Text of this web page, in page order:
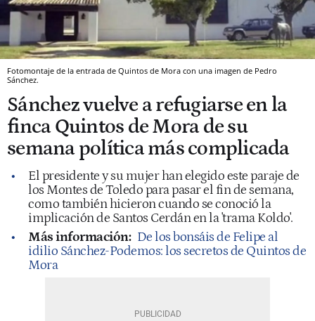
Fotomontaje de la entrada de Quintos de Mora con una imagen de Pedro
Sánchez.
Sánchez vuelve a refugiarse en la
finca Quintos de Mora de su
semana política más complicada
El presidente y su mujer han elegido este paraje de
los Montes de Toledo para pasar el fin de semana,
como también hicieron cuando se conoció la
implicación de Santos Cerdán en la 'trama Koldo'.
Más información: De los bonsáis de Felipe al
idilio Sánchez-Podemos: los secretos de Quintos de
Mora